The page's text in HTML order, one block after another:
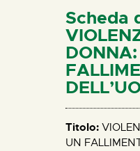
HOME
CHI SIAMO
NEWS
PERCORSI
BIBLIOTECA
ELISA
CONTATTI
Scheda
Titolo:
UN